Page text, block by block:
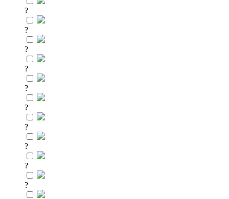
?
?
?
?
?
?
?
?
?
?